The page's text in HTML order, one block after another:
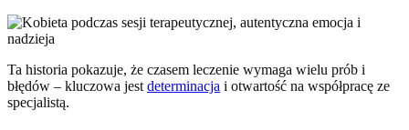
Ta historia pokazuje, że czasem leczenie wymaga wielu prób i
błędów – kluczowa jest determinacja i otwartość na współpracę ze
specjalistą.